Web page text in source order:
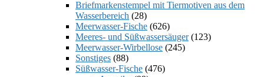
Briefmarkenstempel mit Tiermotiven aus dem
Wasserbereich (28)
Meerwasser-Fische (626)
Meeres- und Süßwassersäuger (123)
Meerwasser-Wirbellose (245)
Sonstiges (88)
Süßwasser-Fische (476)